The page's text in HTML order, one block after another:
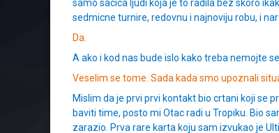
samo sacica ljudi koja je to radila bez skoro
sedmicne turnire, redovnu i najnoviju robu, i
Da.
A ako i kod nas bude islo kako treba nemojte
Veselim se tome. Sada kada smo upoznali
Mislim da je prvi prvi kontakt bio crtani koji se
baviti time, posto mi Otac radi u Tropiku. Bio
zarazio. Prva rare karta koju sam izvukao je